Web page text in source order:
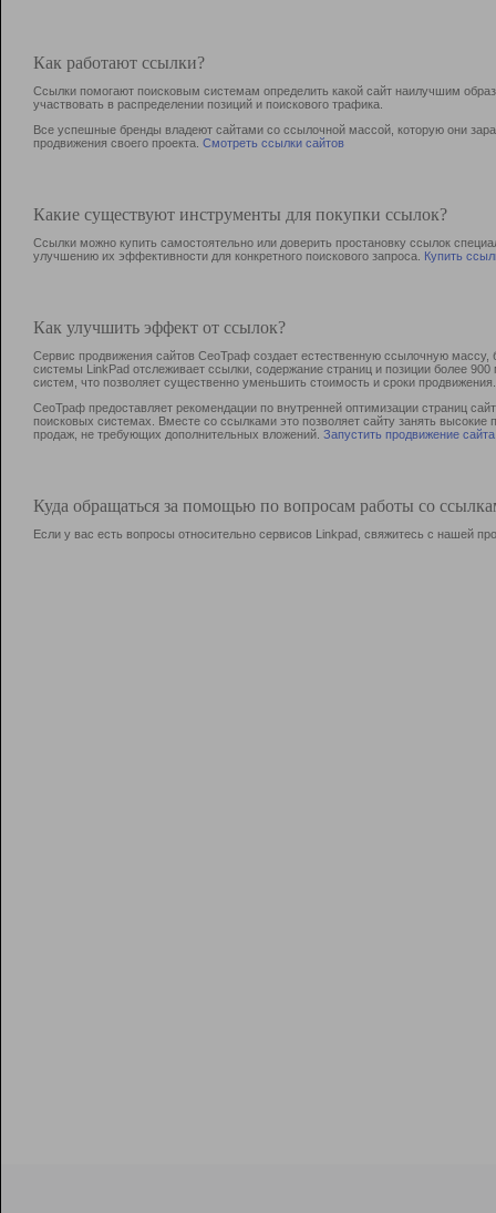
Как работают ссылки?
Ссылки помогают поисковым системам определить какой сайт наилучшим
участвовать в раcпределении позиций и поискового трафика.
Все успешные бренды владеют сайтами со ссылочной массой, которую они
продвижения своего проекта. Смотреть ссылки сайтов
Какие существуют инструменты для покупки ссылок?
Ссылки можно купить самостоятельно или доверить простановку ссылок
улучшению их эффективности для конкретного поискового запроса. Купить
Как улучшить эффект от ссылок?
Сервис продвижения сайтов СеоТраф создает естественную ссылочную
системы LinkPad отслеживает ссылки, содержание страниц и позиции более
систем, что позволяет существенно уменьшить стоимость и сроки продвижения.
СеоТраф предоставляет рекомендации по внутренней оптимизации страниц
поисковых системах. Вместе со ссылками это позволяет сайту занять
продаж, не требующих дополнительных вложений. Запустить продвижение сайта
Куда обращаться за помощью по вопросам работы со
Если у вас есть вопросы относительно сервисов Linkpad, свяжитесь с нашей